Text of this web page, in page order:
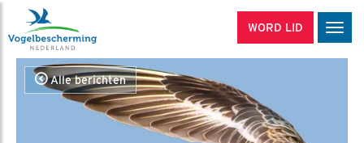
WORD LID
Alle berichten